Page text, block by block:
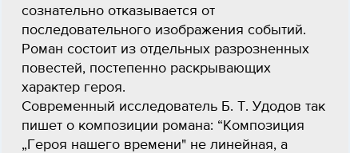
сознательно отказывается от
последовательного изображения событий.
Роман состоит из отдельных разрозненных
повестей, постепенно раскрывающих
характер героя.
Современный исследователь Б. Т. Удодов так
пишет о композиции романа: “Композиция
„Героя нашего времени" не линейная, а